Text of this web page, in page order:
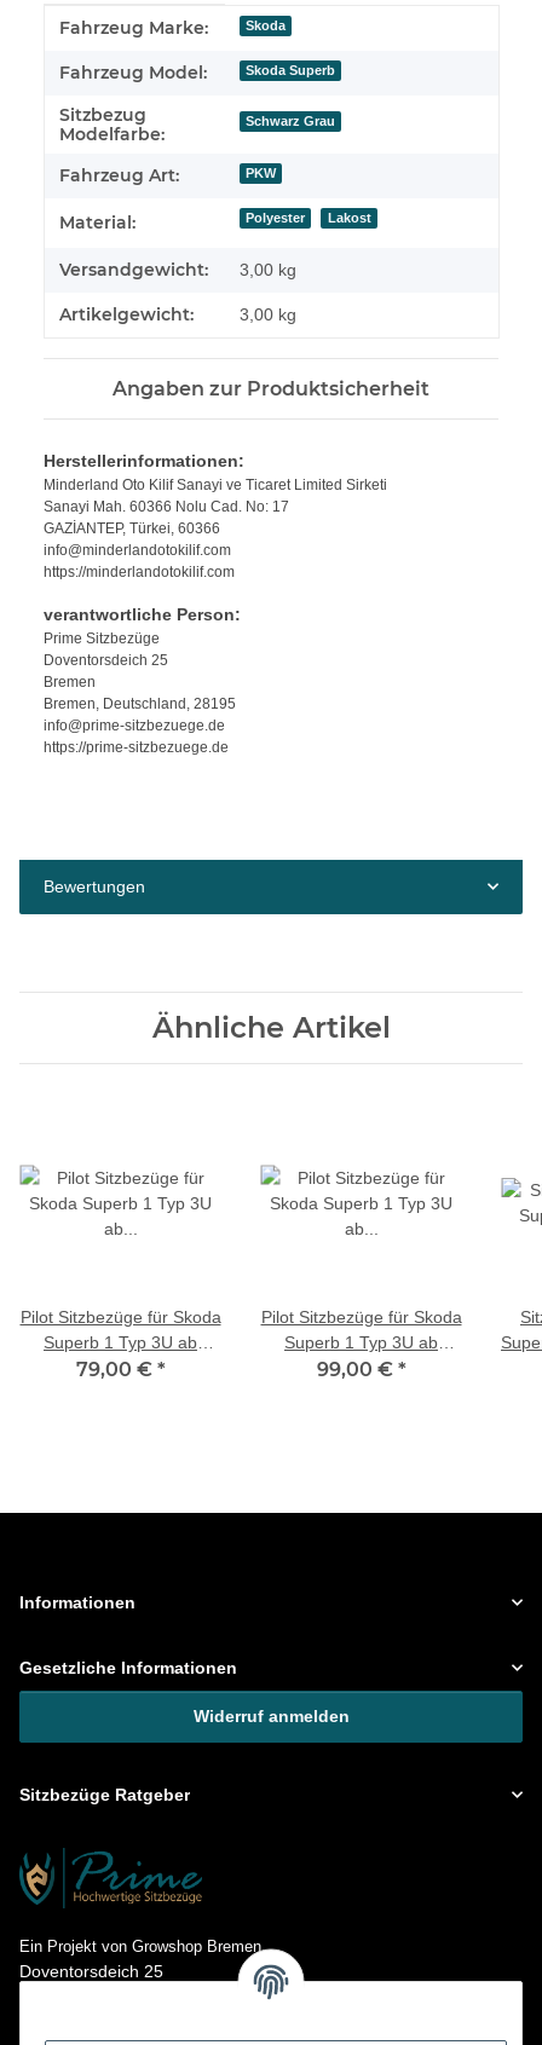
Produkteigenschaft
Wert
Fahrzeug Marke: Skoda
Fahrzeug Model: Skoda Superb
Sitzbezug
Modelfarbe:
Schwarz Grau
Fahrzeug Art: PKW
Material: Polyester Lakost
Versandgewicht: 3,00 kg
Artikelgewicht: 3,00 kg
Angaben zur Produktsicherheit
Herstellerinformationen:
Minderland Oto Kilif Sanayi ve Ticaret Limited Sirketi
Sanayi Mah. 60366 Nolu Cad. No: 17
GAZİANTEP, Türkei, 60366
info@minderlandotokilif.com
https://minderlandotokilif.com
verantwortliche Person:
Prime Sitzbezüge
Doventorsdeich 25
Bremen
Bremen, Deutschland, 28195
info@prime-sitzbezuege.de
https://prime-sitzbezuege.de
Bewertungen
Ähnliche Artikel
Pilot Sitzbezüge für Skoda
Superb 1 Typ 3U ab
2001-2008 (Schwarz-
79,00 € *
Pilot Sitzbezüge für Skoda
Superb 1 Typ 3U ab
2001-2008 (Schwarz-
99,00 € *
Informationen
Gesetzliche Informationen
Widerruf anmelden
Sitzbezüge Ratgeber
Ein Projekt von Growshop Bremen
Doventorsdeich 25
Kontakt: info@prime-sitzbezuege.de